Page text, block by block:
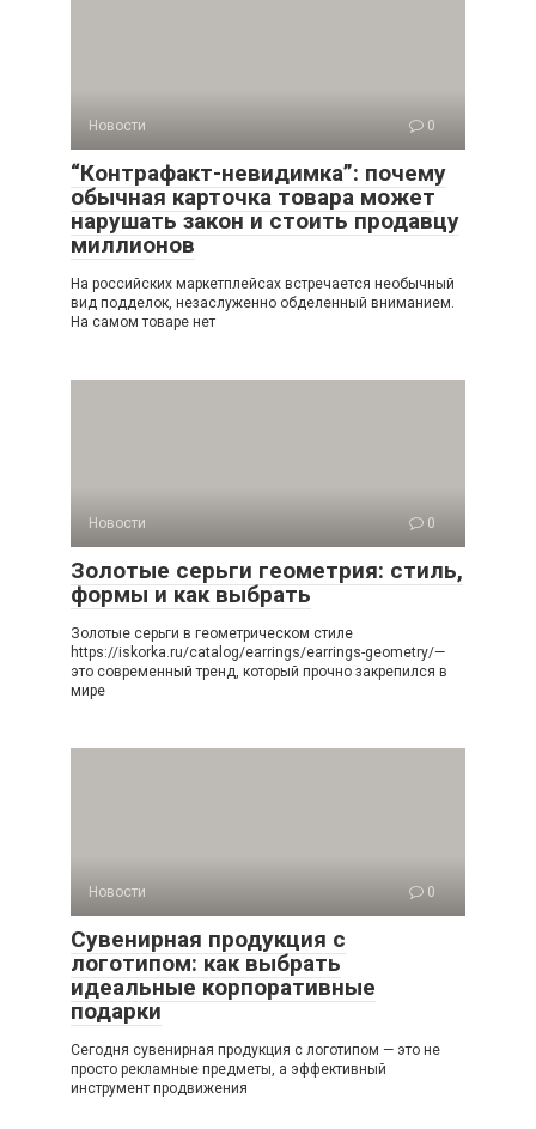
Новости 0
“Контрафакт-невидимка”: почему
обычная карточка товара может
нарушать закон и стоить продавцу
миллионов
На российских маркетплейсах встречается необычный
вид подделок, незаслуженно обделенный вниманием.
На самом товаре нет
Новости 0
Золотые серьги геометрия: стиль,
формы и как выбрать
Золотые серьги в геометрическом стиле
https://iskorka.ru/catalog/earrings/earrings-geometry/—
это современный тренд, который прочно закрепился в
мире
Новости 0
Сувенирная продукция с
логотипом: как выбрать
идеальные корпоративные
подарки
Сегодня сувенирная продукция с логотипом — это не
просто рекламные предметы, а эффективный
инструмент продвижения